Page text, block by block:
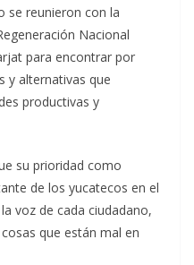
se reunieron con la
Nacional
para encontrar por
y alternativas que
productivas y
su prioridad como
de los yucatecos en el
voz de cada ciudadano,
que están mal en